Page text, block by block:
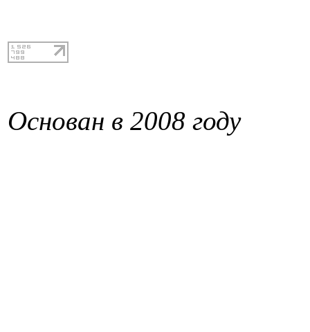
Основан в 2008 году